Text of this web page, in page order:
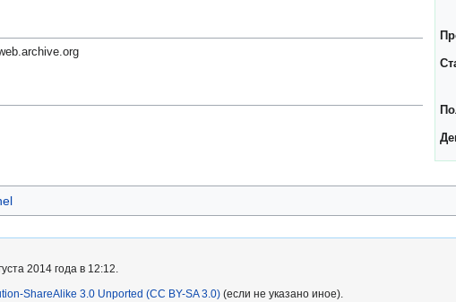
2014 года в 12:12.
ShareAlike 3.0 Unported (CC BY-SA 3.0) (если не указано иное).